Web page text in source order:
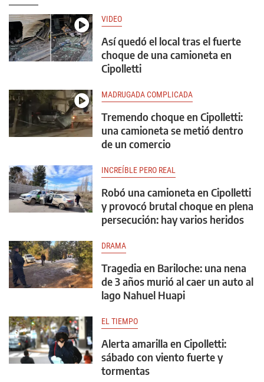
VIDEO
Así quedó el local tras el fuerte
choque de una camioneta en
Cipolletti
MADRUGADA COMPLICADA
Tremendo choque en Cipolletti:
una camioneta se metió dentro
de un comercio
INCREÍBLE PERO REAL
Robó una camioneta en Cipolletti
y provocó brutal choque en plena
persecución: hay varios heridos
DRAMA
Tragedia en Bariloche: una nena
de 3 años murió al caer un auto al
lago Nahuel Huapi
EL TIEMPO
Alerta amarilla en Cipolletti:
sábado con viento fuerte y
tormentas